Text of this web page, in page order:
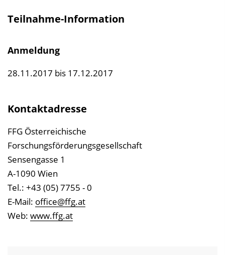
Teilnahme-Information
Anmeldung
28.11.2017 bis 17.12.2017
Kontaktadresse
FFG Österreichische
Forschungsförderungsgesellschaft
Sensengasse 1
A-1090 Wien
Tel.: +43 (05) 7755 - 0
E-Mail: office@ffg.at
Web: www.ffg.at